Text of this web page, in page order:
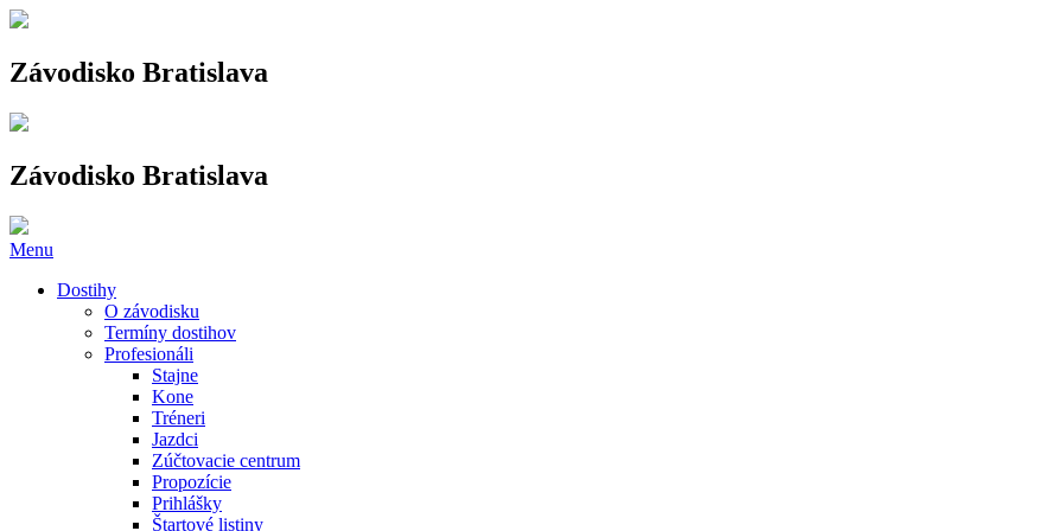
Závodisko Bratislava
Závodisko Bratislava
Menu
Dostihy
O závodisku
Termíny dostihov
Profesionáli
Stajne
Kone
Tréneri
Jazdci
Zúčtovacie centrum
Propozície
Prihlášky
Štartové listiny